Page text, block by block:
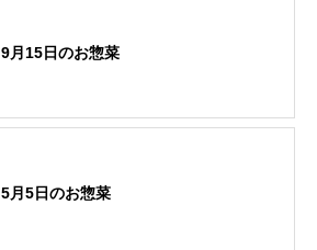
9月15日のお惣菜
5月5日のお惣菜